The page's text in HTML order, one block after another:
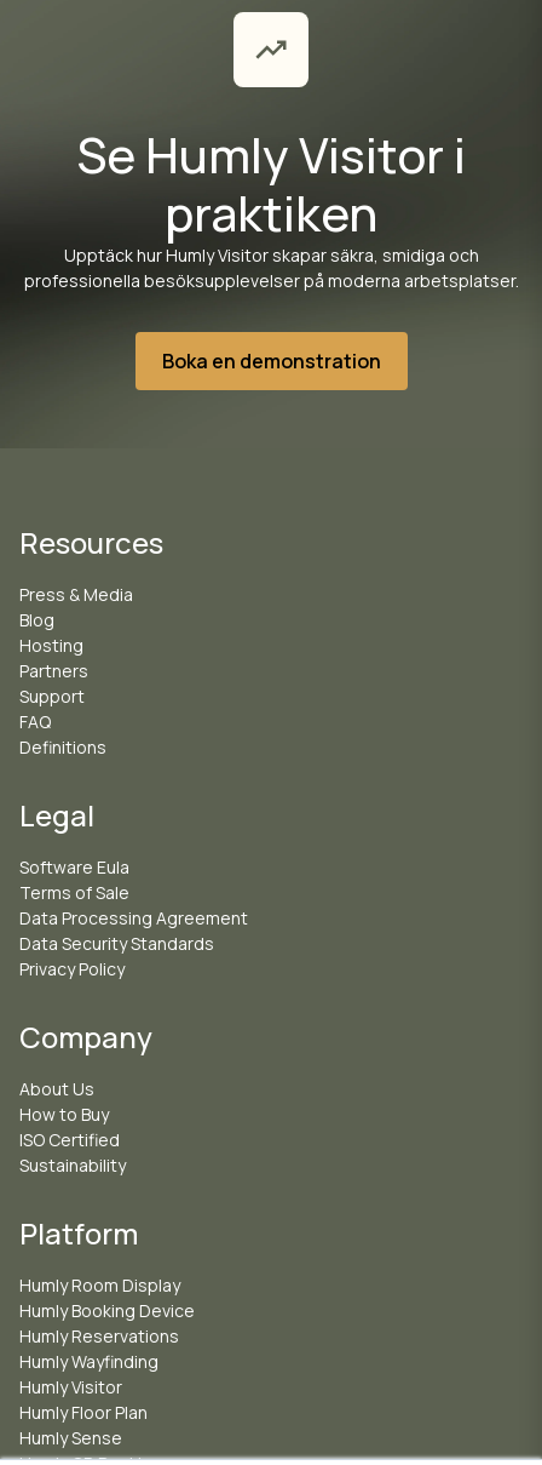
Se Humly Visitor i
praktiken
Upptäck hur Humly Visitor skapar säkra, smidiga och
professionella besöksupplevelser på moderna arbetsplatser.
Boka en demonstration
Resources
Press & Media
Blog
Hosting
Partners
Support
FAQ
Definitions
Legal
Software Eula
Terms of Sale
Data Processing Agreement
Data Security Standards
Privacy Policy
Company
About Us
How to Buy
ISO Certified
Sustainability
Platform
Humly Room Display
Humly Booking Device
Humly Reservations
Humly Wayfinding
Humly Visitor
Humly Floor Plan
Humly Sense